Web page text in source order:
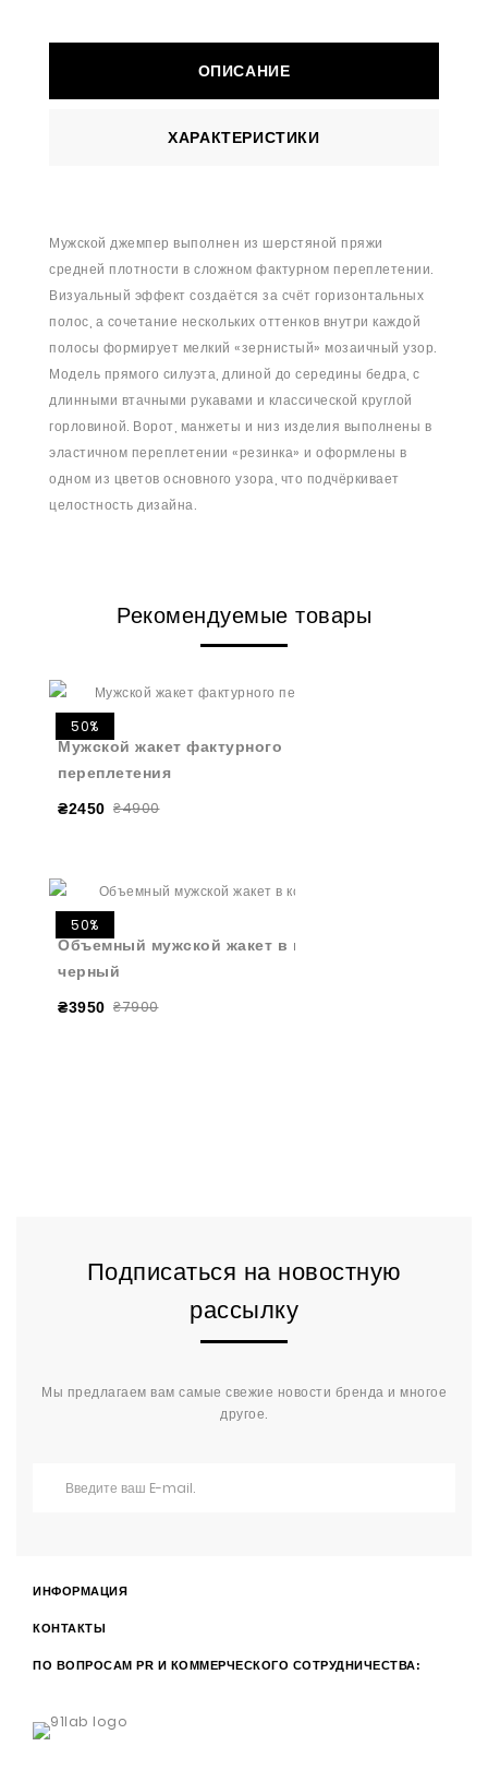
ОПИСАНИЕ
ХАРАКТЕРИСТИКИ
Мужской джемпер выполнен из шерстяной пряжи
средней плотности в сложном фактурном переплетении.
Визуальный эффект создаётся за счёт горизонтальных
полос, а сочетание нескольких оттенков внутри каждой
полосы формирует мелкий «зернистый» мозаичный узор.
Модель прямого силуэта, длиной до середины бедра, с
длинными втачными рукавами и классической круглой
горловиной. Ворот, манжеты и низ изделия выполнены в
эластичном переплетении «резинка» и оформлены в
одном из цветов основного узора, что подчёркивает
целостность дизайна.
Рекомендуемые товары
50%
Мужской жакет фактурного
переплетения
₴2450 ₴4900
50%
Объемный мужской жакет в косы
черный
₴3950 ₴7900
Подписаться на новостную
рассылку
Мы предлагаем вам самые свежие новости бренда и многое
другое.
ИНФОРМАЦИЯ
КОНТАКТЫ
ПО ВОПРОСАМ PR И КОММЕРЧЕСКОГО СОТРУДНИЧЕСТВА: